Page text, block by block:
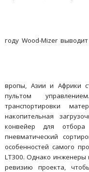
году Wood-Mizer
вропы, Азии и Африки
пультом
транспортировки
накопительная
конвейер для отбора
пневматический
особенностей самого
LT300. Однако инженеры
ревизию проекта,